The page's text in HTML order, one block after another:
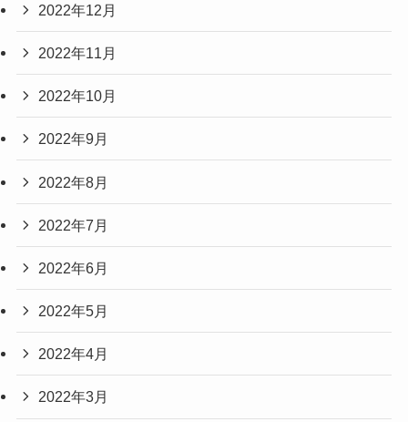
2022年12月
2022年11月
2022年10月
2022年9月
2022年8月
2022年7月
2022年6月
2022年5月
2022年4月
2022年3月